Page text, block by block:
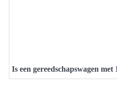
Is een gereedschapswagen met